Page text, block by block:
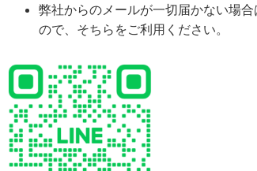
弊社からのメールが一切届かない場
ので、そちらをご利用ください。